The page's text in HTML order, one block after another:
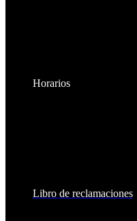
Horarios
Libro de reclamaciones